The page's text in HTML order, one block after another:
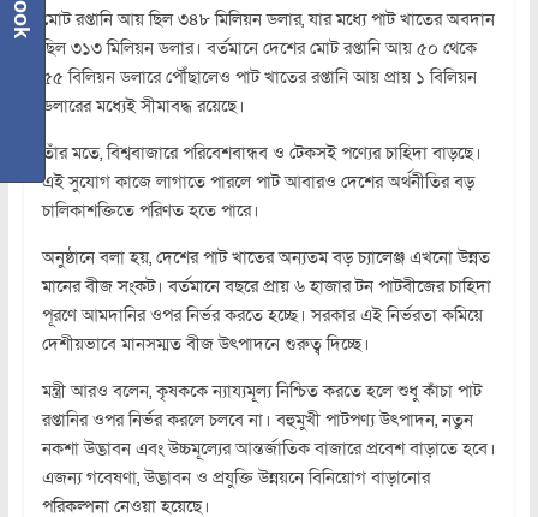
মোট রপ্তানি আয় ছিল ৩৪৮ মিলিয়ন ডলার, যার মধ্যে পাট খাতের অবদান
ছিল ৩১৩ মিলিয়ন ডলার। বর্তমানে দেশের মোট রপ্তানি আয় ৫০ থেকে
৫৫ বিলিয়ন ডলারে পৌঁছালেও পাট খাতের রপ্তানি আয় প্রায় ১ বিলিয়ন
ডলারের মধ্যেই সীমাবদ্ধ রয়েছে।
তাঁর মতে, বিশ্ববাজারে পরিবেশবান্ধব ও টেকসই পণ্যের চাহিদা বাড়ছে।
এই সুযোগ কাজে লাগাতে পারলে পাট আবারও দেশের অর্থনীতির বড়
চালিকাশক্তিতে পরিণত হতে পারে।
অনুষ্ঠানে বলা হয়, দেশের পাট খাতের অন্যতম বড় চ্যালেঞ্জ এখনো উন্নত
মানের বীজ সংকট। বর্তমানে বছরে প্রায় ৬ হাজার টন পাটবীজের চাহিদা
পূরণে আমদানির ওপর নির্ভর করতে হচ্ছে। সরকার এই নির্ভরতা কমিয়ে
দেশীয়ভাবে মানসম্মত বীজ উৎপাদনে গুরুত্ব দিচ্ছে।
মন্ত্রী আরও বলেন, কৃষককে ন্যায্যমূল্য নিশ্চিত করতে হলে শুধু কাঁচা পাট
রপ্তানির ওপর নির্ভর করলে চলবে না। বহুমুখী পাটপণ্য উৎপাদন, নতুন
নকশা উদ্ভাবন এবং উচ্চমূল্যের আন্তর্জাতিক বাজারে প্রবেশ বাড়াতে হবে।
এজন্য গবেষণা, উদ্ভাবন ও প্রযুক্তি উন্নয়নে বিনিয়োগ বাড়ানোর
পরিকল্পনা নেওয়া হয়েছে।